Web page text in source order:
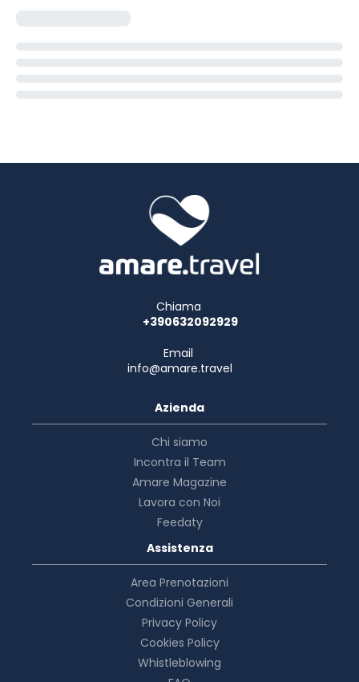
Chiama
+390632092929
Email
info@amare.travel
Azienda
Chi siamo
Incontra il Team
Amare Magazine
Lavora con Noi
Feedaty
Assistenza
Area Prenotazioni
Condizioni Generali
Privacy Policy
Cookies Policy
Whistleblowing